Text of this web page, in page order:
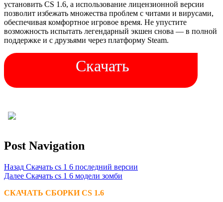
установить CS 1.6, а использование лицензионной версии
позволит избежать множества проблем с читами и вирусами,
обеспечивая комфортное игровое время. Не упустите
возможность испытать легендарный экшен снова — в полной
поддержке и с друзьями через платформу Steam.
Скачать
Post Navigation
Назад Скачать cs 1 6 последний версии
Далее Скачать cs 1 6 модели зомби
СКАЧАТЬ СБОРКИ CS 1.6